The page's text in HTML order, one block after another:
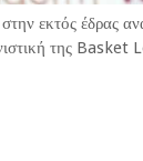
εκτός έδρας
της Basket